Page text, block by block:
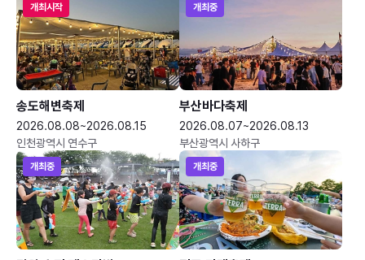
개최시작
송도해변축제
2026.08.08~2026.08.15
인천광역시 연수구
개최중
부산바다축제
2026.08.07~2026.08.13
부산광역시 사하구
개최중 개최중